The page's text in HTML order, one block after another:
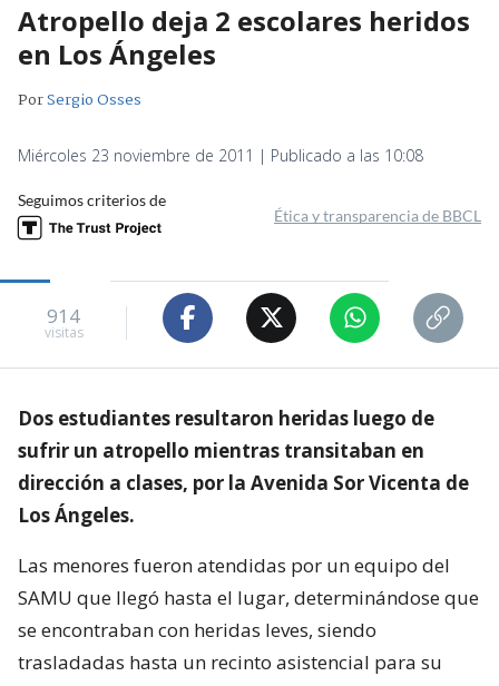
Atropello deja 2 escolares heridos
en Los Ángeles
PorSergio Osses
Miércoles 23 noviembre de 2011 | Publicado a las 10:08
Seguimos criterios de
Ética y transparencia de BBCL
914
visitas
Dos estudiantes resultaron heridas luego de
sufrir un atropello mientras transitaban en
dirección a clases, por la Avenida Sor Vicenta de
Los Ángeles.
Las menores fueron atendidas por un equipo del
SAMU que llegó hasta el lugar, determinándose que
se encontraban con heridas leves, siendo
trasladadas hasta un recinto asistencial para su